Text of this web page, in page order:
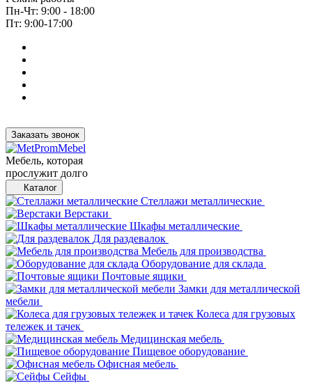
Пн-Чт: 9:00 - 18:00
Пт: 9:00-17:00
Заказать звонок
Мебель, которая
прослужит долго
Каталог
Стеллажи металлические
Верстаки
Шкафы металлические
Для раздевалок
Мебель для производства
Оборудование для склада
Почтовые ящики
Замки для металлической
мебели
Колеса для грузовых
тележек и тачек
Медицинская мебель
Пищевое оборудование
Офисная мебель
Сейфы